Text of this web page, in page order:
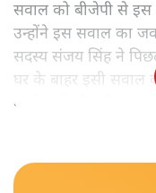
सवाल को बीजेपी से इस
उन्होंने इस सवाल का
सदस्य संजय सिंह ने
घर के बाहर इसी सवाल
कांफ्रेंस में भी यही सवाल